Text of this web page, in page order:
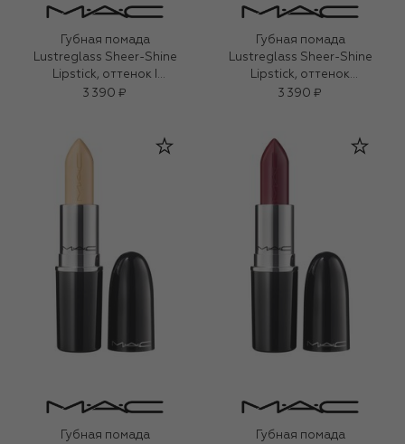
Губная помада
Lustreglass Sheer-Shine
Lipstick, оттенок I
Deserve This (3,5g)
3 390 ₽
Губная помада
Lustreglass Sheer-Shine
Lipstick, оттенок
Pigment of Your
3 390 ₽
Губная помада
Губная помада